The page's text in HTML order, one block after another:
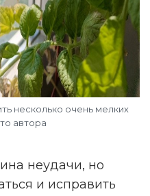
несколько очень мелких
автора
неудачи, но
и исправить